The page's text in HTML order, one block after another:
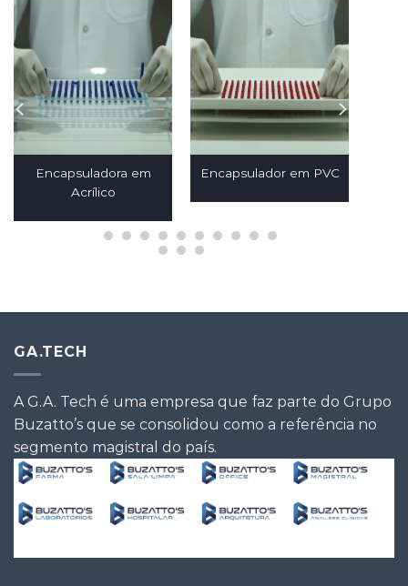
Encapsuladora em
Acrílico
Encapsulador em PVC
GA.TECH
A G.A. Tech é uma empresa que faz parte do Grupo
Buzatto’s que se consolidou como a referência no
segmento magistral do país.